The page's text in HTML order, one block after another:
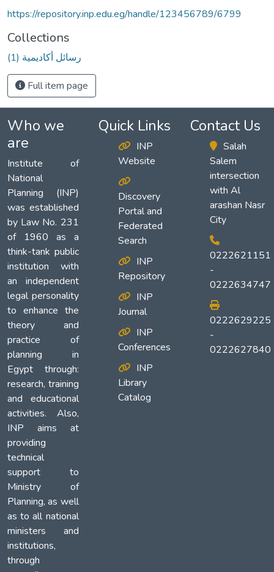
https://repository.inp.edu.eg/handle/123456789/6799
Collections
(1) رسائل أكاديمية
Full item page
Who we
are
Institute of
National
Planning (INP)
was established
by Law No. 231
of 1960 as a
think-tank public
institution with
an independent
legal personality
to enhance the
theory and
practice of
planning in
Egypt through:
research, training
and educational
activities. Also,
INP aims at
providing
technical
support to
Ministry of
Planning, as well
as to all national
ministers and
institutions,
through
Quick Links
INP
Website
Discovery
Portal and
Federated
Search
INP
Repository
INP
Journal
INP
Conferences
INP
Library
Catalog
Contact Us
Salah
Salem
intersection
with Al
arashan Nasr
City
0222621151
-
0222634747
0222629225
-
0222627840